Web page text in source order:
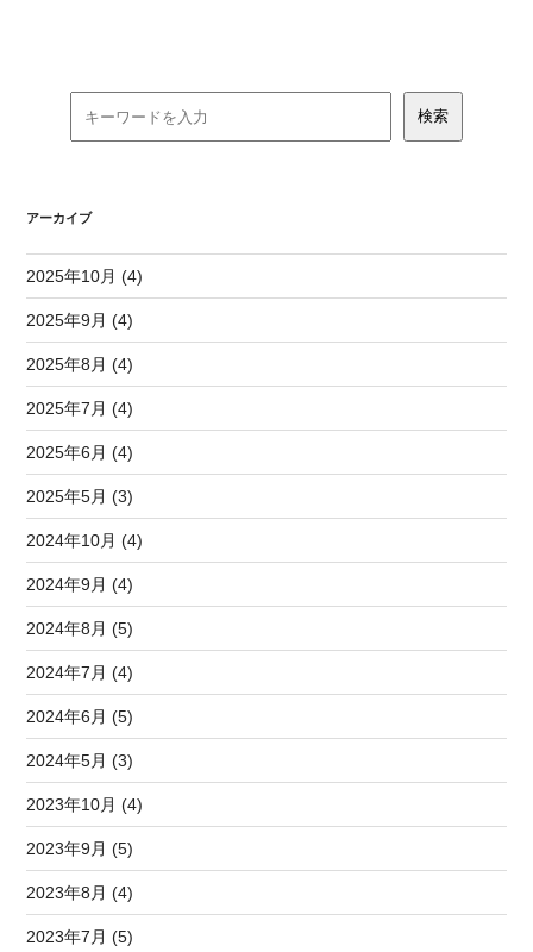
アーカイブ
2025年10月 (4)
2025年9月 (4)
2025年8月 (4)
2025年7月 (4)
2025年6月 (4)
2025年5月 (3)
2024年10月 (4)
2024年9月 (4)
2024年8月 (5)
2024年7月 (4)
2024年6月 (5)
2024年5月 (3)
2023年10月 (4)
2023年9月 (5)
2023年8月 (4)
2023年7月 (5)